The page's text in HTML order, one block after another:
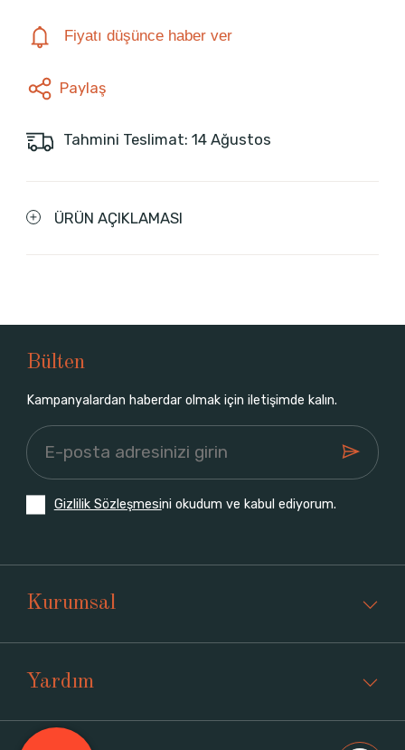
Fiyatı düşünce haber ver
Paylaş
Tahmini Teslimat: 14 Ağustos
ÜRÜN AÇIKLAMASI
Bülten
Kampanyalardan haberdar olmak için iletişimde kalın.
Gizlilik Sözleşmesini okudum ve kabul ediyorum.
Kurumsal
Yardım